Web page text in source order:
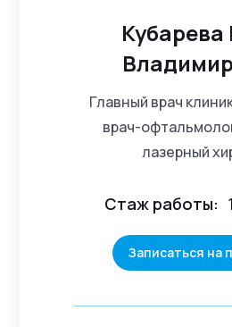
Главный врач
врач-
лазерный
Стаж работы:
Записаться на